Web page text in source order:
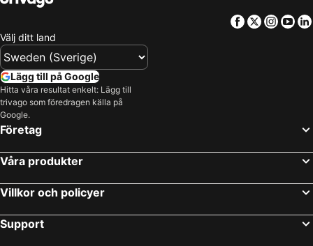
Lauriston Airport
Princess Margaret Beach
St George's Market Place
Cathedral of the Immaculate Conception St Georges
Art Fabrik
Maurice Bishop International Airport
Anse La Raye Adventure
George F. L. Charles Airport
Anguilla National Trust Heritage Tour
Facebook
Twitter
Välj ditt land
Lägg till på Google
Hitta våra resultat enkelt: Lägg till
trivago som föredragen källa på
Google.
Företag
Våra produkter
Villkor och policyer
Support